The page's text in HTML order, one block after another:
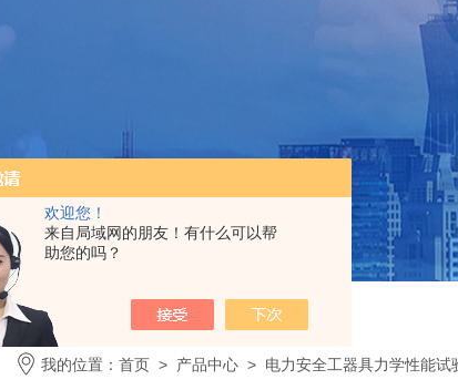
欢迎您！
来自局域网的朋友！有什么可以帮
助您的吗？
我的位置：首页 > 产品中心 > 电力安全工器具力学性能试